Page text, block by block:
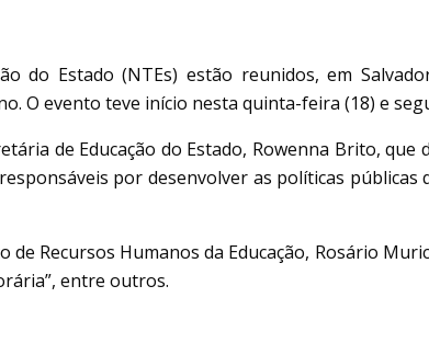
do Estado (NTEs) estão reunidos, em
O evento teve início nesta quinta-feira (18) e
de Educação do Estado, Rowenna Brito,
por desenvolver as políticas
Recursos Humanos da Educação, Rosário
entre outros.